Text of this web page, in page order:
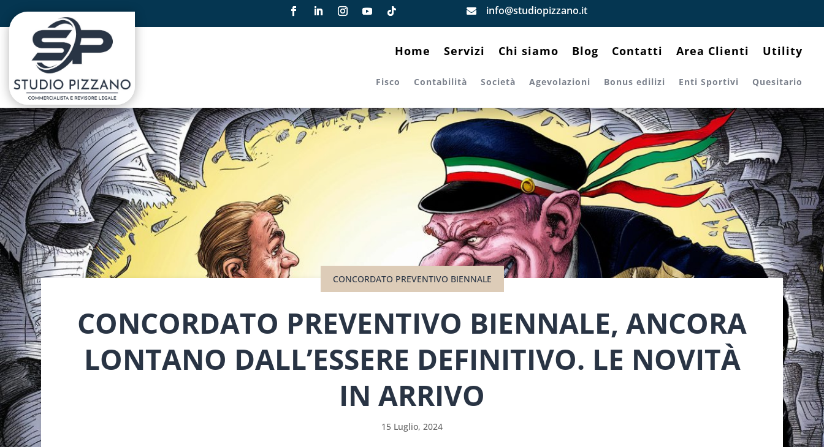
 info@studiopizzano.it
Home Servizi Chi siamo Blog Contatti Area Clienti Utility
Fisco Contabilità Società Agevolazioni Bonus edilizi Enti Sportivi Quesitario
CONCORDATO PREVENTIVO BIENNALE
CONCORDATO PREVENTIVO BIENNALE, ANCORA
LONTANO DALL’ESSERE DEFINITIVO. LE NOVITÀ
IN ARRIVO
15 Luglio, 2024